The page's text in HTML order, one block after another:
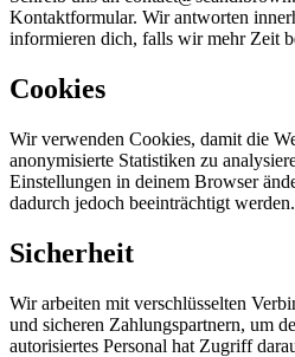
Kontaktformular. Wir antworten
informieren dich, falls wir mehr Zeit
Cookies
Wir verwenden Cookies, damit die
anonymisierte Statistiken zu
Einstellungen in deinem Browser
dadurch jedoch beeinträchtigt werden.
Sicherheit
Wir arbeiten mit verschlüsselten
und sicheren Zahlungspartnern, um
autorisiertes Personal hat Zugriff